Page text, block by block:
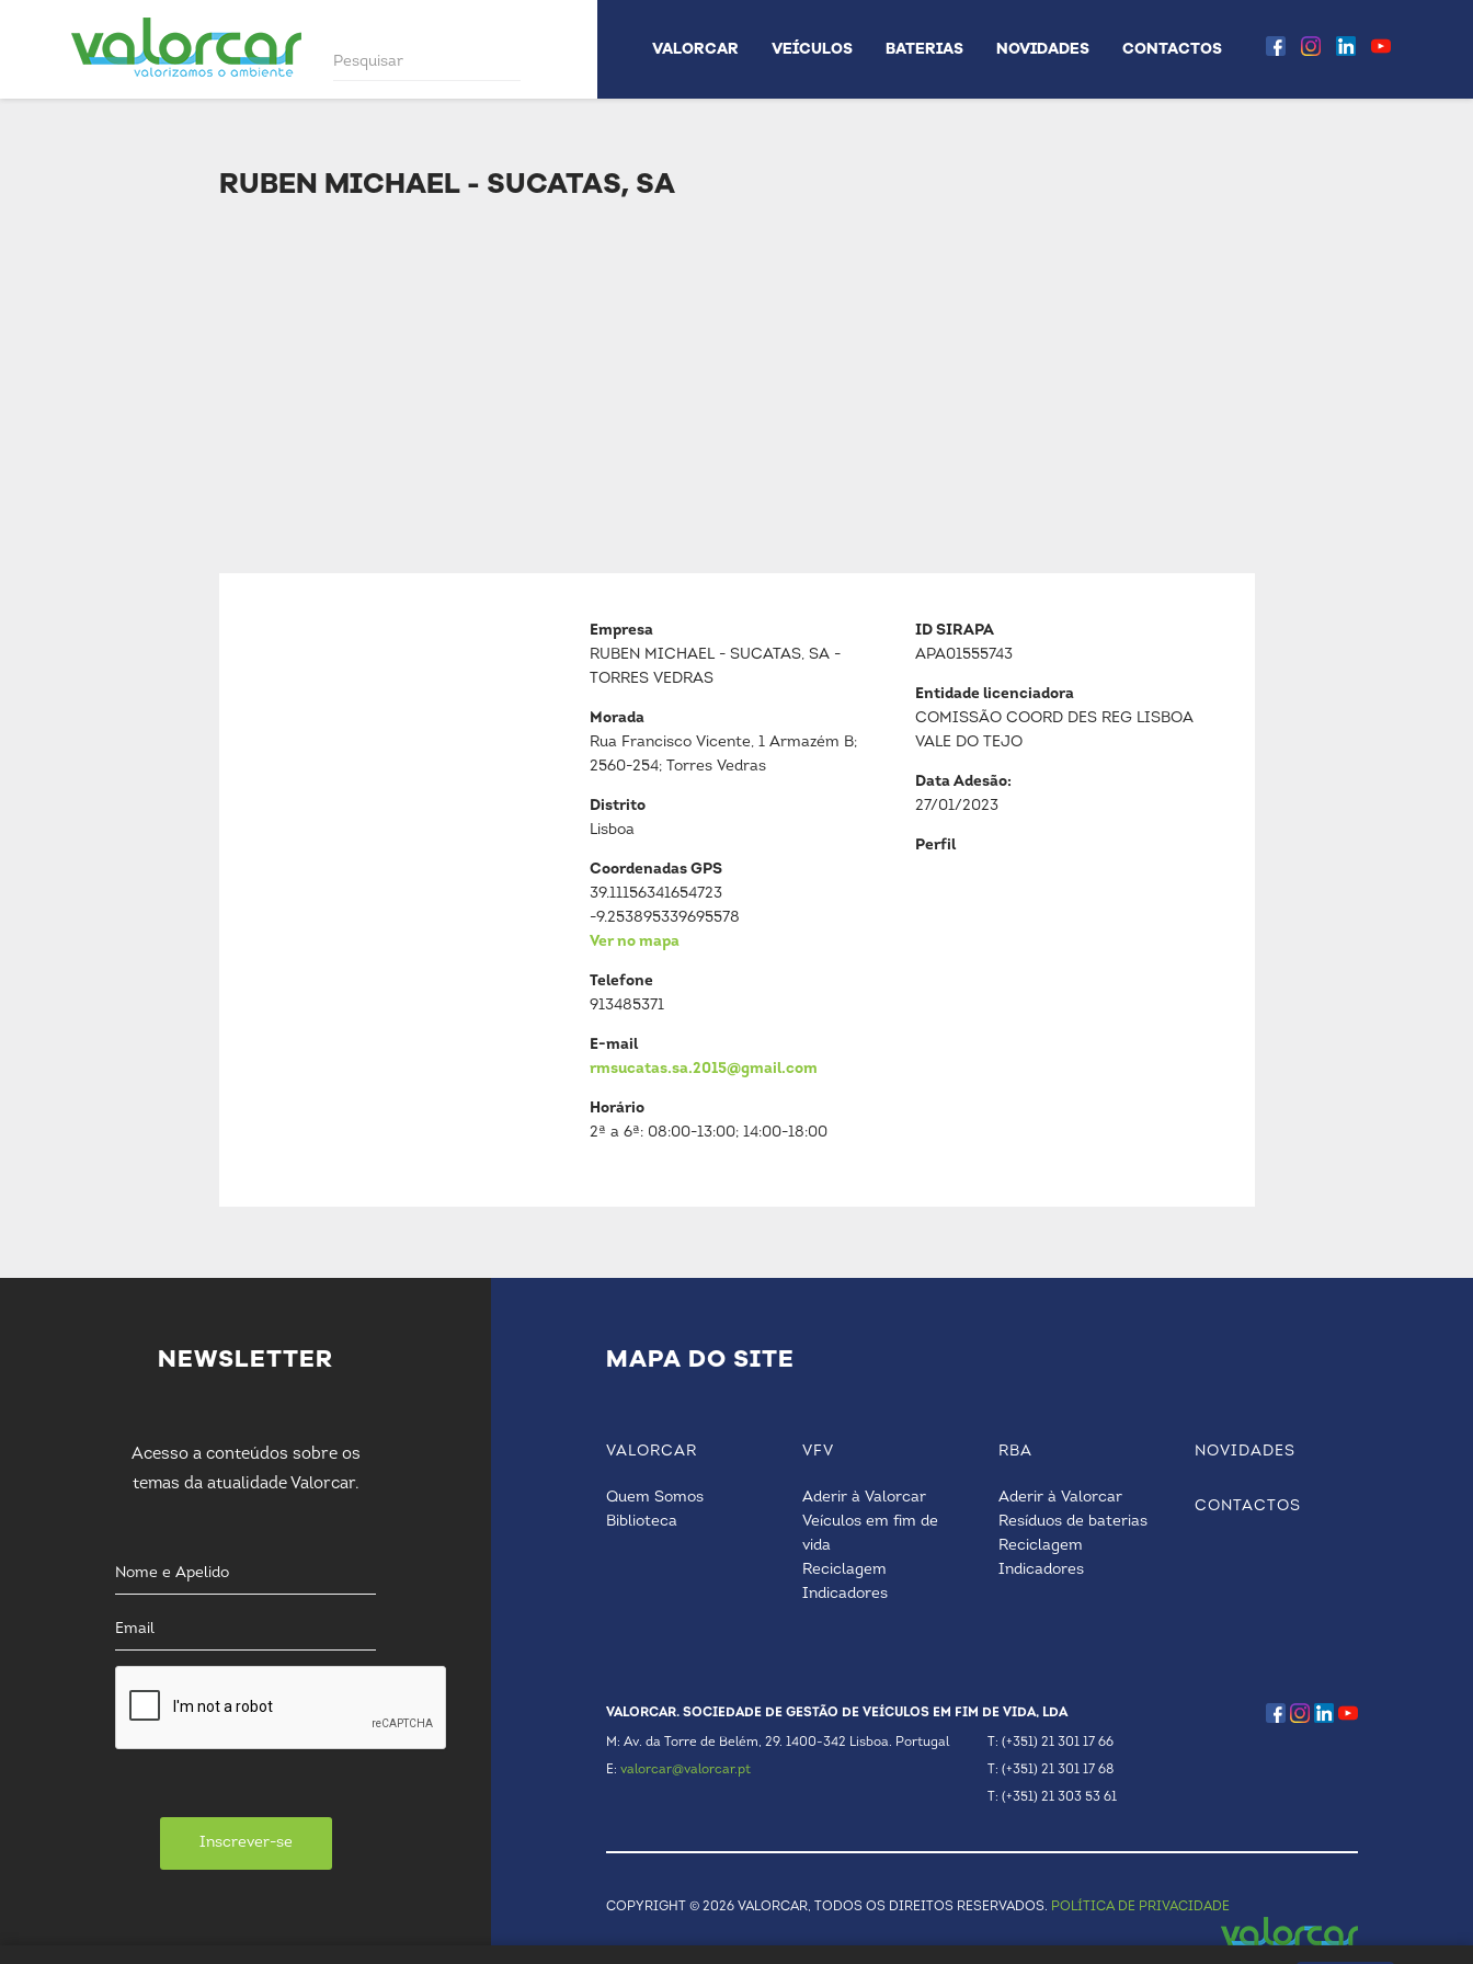
VALORCAR VEÍCULOS BATERIAS NOVIDADES CONTACTOS
RUBEN MICHAEL - SUCATAS, SA
Empresa
RUBEN MICHAEL - SUCATAS, SA -
TORRES VEDRAS
Morada
Rua Francisco Vicente, 1 Armazém B;
2560-254; Torres Vedras
Distrito
Lisboa
Coordenadas GPS
39.11156341654723
-9.253895339695578
Ver no mapa
Telefone
913485371
E-mail
rmsucatas.sa.2015@gmail.com
Horário
2ª a 6ª: 08:00-13:00; 14:00-18:00
ID SIRAPA
APA01555743
Entidade licenciadora
COMISSÃO COORD DES REG LISBOA
VALE DO TEJO
Data Adesão:
27/01/2023
Perfil
NEWSLETTER
Acesso a conteúdos sobre os
temas da atualidade Valorcar.
Inscrever-se
MAPA DO SITE
VALORCAR
Quem Somos
Biblioteca
VFV
Aderir à Valorcar
Veículos em fim de
vida
Reciclagem
Indicadores
RBA
Aderir à Valorcar
Resíduos de baterias
Reciclagem
Indicadores
NOVIDADES
CONTACTOS
VALORCAR. SOCIEDADE DE GESTÃO DE VEÍCULOS EM FIM DE VIDA, LDA
M: Av. da Torre de Belém, 29. 1400-342 Lisboa. Portugal
E: valorcar@valorcar.pt
T: (+351) 21 301 17 66
T: (+351) 21 301 17 68
T: (+351) 21 303 53 61
COPYRIGHT © 2026 VALORCAR, TODOS OS DIREITOS RESERVADOS. POLÍTICA DE PRIVACIDADE